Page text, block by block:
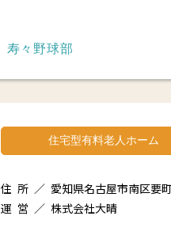
寿々野球部
住宅型有料老人ホーム
住 所 ／ 愛知県名古屋市南区要
運 営 ／ 株式会社大晴